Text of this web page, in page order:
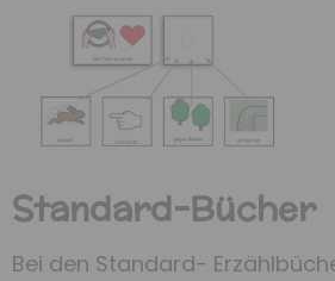
Standard-Bücher
Bei den Standard-